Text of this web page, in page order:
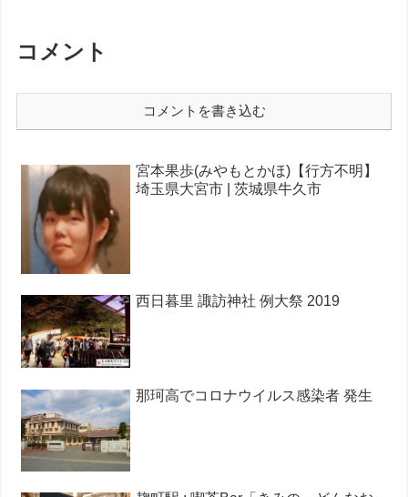
コメント
コメントを書き込む
宮本果歩(みやもとかほ)【行方不明】
埼玉県大宮市 | 茨城県牛久市
西日暮里 諏訪神社 例大祭 2019
那珂高でコロナウイルス感染者 発生